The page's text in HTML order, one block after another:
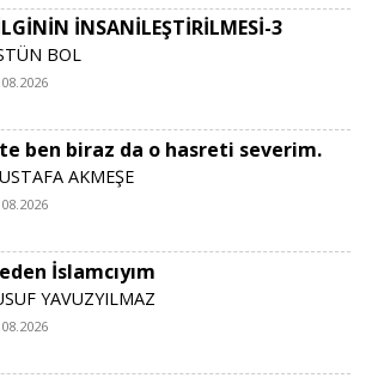
İNSANİLEŞTİRİLMESİ-3
BOL
ben biraz da o hasreti severim.
AKMEŞE
İslamcıyım
YAVUZYILMAZ